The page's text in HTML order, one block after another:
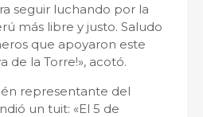
seguir luchando por la
más libre y justo. Saludo
que apoyaron este
de la Torre!», acotó.
representante del
un tuit: «El 5 de